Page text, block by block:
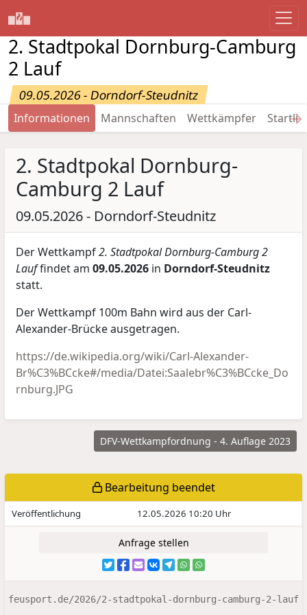
2. Stadtpokal Dornburg-Camburg
2 Lauf
09.05.2026 - Dorndorf-Steudnitz
Informationen Mannschaften Wettkämpfer →
2. Stadtpokal Dornburg-
Camburg 2 Lauf
09.05.2026 - Dorndorf-Steudnitz
Der Wettkampf2. Stadtpokal Dornburg-Camburg 2
Lauffindet am09.05.2026 in Dorndorf-Steudnitz
statt.
Der Wettkampf 100m Bahn wird aus der Carl-
Alexander-Brücke ausgetragen.​
https://de.wikipedia.org/wiki/Carl-Alexander-
Br%C3%BCcke#/media/Datei:Saalebr%C3%BCcke_Do
rnburg.JPG
DFV-Wettkampfordnung - 4. Auflage 2023
Bearbeitung beendet
Veröffentlichung 12.05.2026 10:20 Uhr
Anfrage stellen
feusport.de/2026/2-stadtpokal-dornburg-camburg-2-lauf